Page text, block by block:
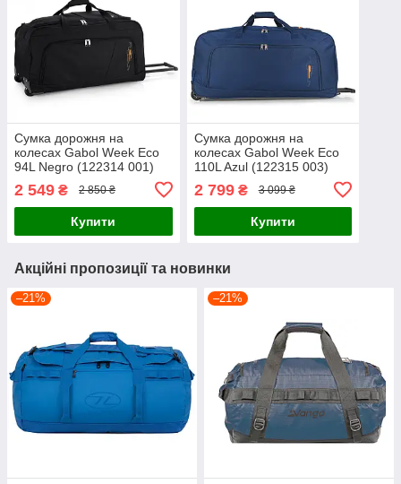
Сумка дорожня на
колесах Gabol Week Eco
94L Negro (122314 001)
2 549 ₴ 2 850 ₴
Купити
Сумка дорожня на
колесах Gabol Week Eco
110L Azul (122315 003)
2 799₴ 3 099 ₴
Купити
Акційні пропозиції та новинки
–21% –21%